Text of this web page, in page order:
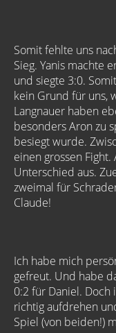
Somit fehlte uns
Sieg. Yanis machte
und siegte 3:0.
kein Grund für uns,
Langnauer haben
besonders Aron zu
besiegt wurde.
einen grossen
Unterschied aus.
zweimal für
Claude!
Ich habe mich
gefreut. Und habe
0:2 für Daniel.
richtig aufdrehen
Spiel (von beiden!)